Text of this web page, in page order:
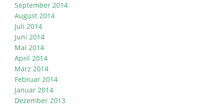
September 2014
August 2014
Juli 2014
Juni 2014
Mai 2014
April 2014
März 2014
Februar 2014
Januar 2014
Dezember 2013